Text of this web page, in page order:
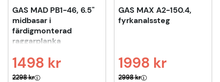
GAS MAD PB1-46, 6.5"
midbasar i
färdigmonterad
raggarplanka
1498 kr
Ordinarie pris:
2298 kr
GAS MAX A2-150.4,
fyrkanalssteg
1998 kr
Ordinarie pris:
2998 kr